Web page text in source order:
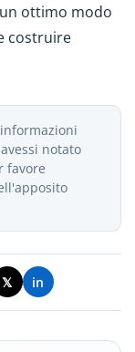
ottimo modo
costruire
notato
favore
𝕏 in